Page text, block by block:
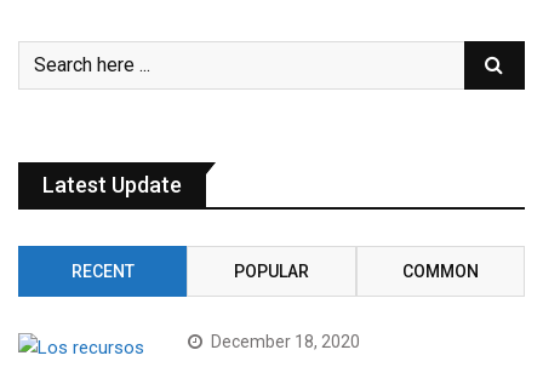
Latest Update
RECENT POPULAR COMMON
December 18, 2020